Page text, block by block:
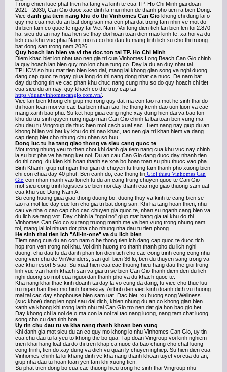
Trong chien luoc phat trien ha tang va kinh te cua TP. Ho Chi Minh giai doan
2021 - 2030, Can Gio duoc xac dinh la mui nhon de thanh pho tien ra bien Dong.
Viec danh gia tiem nang khu do thi Vinhomes Can Gio khong chi dung lai o
quy mo cua mot du an bat dong san ma con phai dat trong tam nhin ve mot do
thi bien tam co quoc te ngay tai Viet Nam. Voi tong dien tich lan bien len toi 2.870
ha, sieu du an nay hua hen se thay doi hoan toan dien mao kinh te, xa hoi va du
lich cua khu vuc phia Nam, mo ra co hoi dau tu mang tinh lich su cho thi truong
bat dong san trong nam 2026.
Quy hoach lan bien va vi the doc ton tai TP. Ho Chi Minh
Diem khac biet lon nhat tao nen gia tri cua Vinhomes Long Beach Can Gio chinh
la quy hoach lan bien quy mo lon chua tung co. Day la du an duy nhat tai
TP.HCM so huu mat tien bien keo dai, mang lai khong gian song va nghi duong
dang cap quoc te ngay giua long do thi nang dong nhat ca nuoc. De nam bat
day du thong tin ve cac phan khu chuc nang cung nhu so do quy hoach chi tiet
cua sieu du an nay, quy khach co the truy cap tai
https://duanvinhomescangio.com.vn/
Viec lan bien khong chi giup mo rong quy dat ma con tao ra mot he sinh thai do
thi hoan toan moi voi cac bai bien nhan tao, he thong kenh dao uon luon va cac
mang xanh bao phu. Su ket hop giua cong nghe xay dung hien dai va bao ton
khu du tru sinh quyen rung ngap man Can Gio chinh la bai toan ben vung ma
chu dau tu Vingroup da thuc hien mot cach xuat sac. Tiem nang nay giup du an
khong bi lan voi bat ky khu do thi nao khac, tao nen gia tri khan hiem va dang
cap rieng biet cho nhung chu nhan so huu.
Dong luc tu ha tang giao thong va sieu cang quoc te
Mot trong nhung yeu to then chot khi danh gia tiem nang cua khu vuc nay chinh
la su but pha ve ha tang ket noi. Du an cau Can Gio dang duoc day nhanh tien
do thi cong, du kien khi hoan thanh se xoa bo hoan toan su phu thuoc vao pha
Binh Khanh, giup rut ngan thoi gian di chuyen tu trung tam thanh pho xuong bien
chi con chua day 40 phut. Ben canh do, cac thong tin Gioi thieu Vinhomes Can
Gio con nhan manh vao loi ich tu du an cang trung chuyen quoc te Can Gio –
mot sieu cong trinh logistics se bien noi day thanh cua ngo giao thuong sam uat
cua khu vuc Dong Nam A.
Su cong huong giua giao thong duong bo, duong thuy va kinh te cang bien se
tao ra mot luc day cuc lon cho gia tri bat dong san. Khi ha tang hoan thien, nhu
cau ve nha o cao cap cho cac chuyen gia quoc te, nhan su nganh cang bien va
du lich se tang vot. Day chinh la "ngoi no" giup mat bang gia tai khu do thi
Vinhomes Can Gio co su tang truong manh me va ben vung trong nhung nam
toi, mang lai loi nhuan dot pha cho nhung nha dau tu tien phong.
He sinh thai tien ich "All-in-one" va du lich bien
Tiem nang cua du an con nam o he thong tien ich dang cap quoc te duoc tich
hop tron ven trong noi khu. Voi dinh huong tro thanh thanh pho du lich nghi
duong, chu dau tu da danh phan lon dien tich cho cac cong trinh cong cong nhu
cong vien chu de VinWonders, san golf bien 36 lo, ben du thuyen sang trong va
cac khu resort 5 sao. Su xuat hien cua cac thuong hieu hang dau the gioi trong
linh vuc van hanh khach san va giai tri se bien Can Gio thanh diem den du lich
nghi duong so mot cua nguoi dan thanh pho va du khach quoc te.
Kha nang khai thac kinh doanh tai day la vo cung da dang, tu viec cho thue luu
tru ngan han theo mo hinh homestay, Airbnb den viec kinh doanh dich vu thuong
mai tai cac day shophouse bien sam uat. Dac biet, xu huong song Wellness
(suc khoe) dang len ngoi sau dai dich, khien nhung du an co khong gian bien
xanh va khong khi trong lanh nhu tai Can Gio tro nen dat gia hon bao gio het.
Day khong chi la noi de o ma con la noi tai tao nang luong, nang tam chat luong
song cho cu dan tinh hoa.
Uy tin chu dau tu va kha nang thanh khoan ben vung
Khi danh gia mot sieu du an co quy mo khong lo nhu Vinhomes Can Gio, uy tin
cua chu dau tu la yeu to khong the bo qua. Tap doan Vingroup voi kinh nghiem
trien khai hang loat dai do thi tren khap ca nuoc da bao chung cho chat luong
cong trinh, tien do xay dung va dich vu quan ly chuyen nghiep. Su hien dien cua
Vinhomes chinh la loi khang dinh ve kha nang thanh khoan tuyet voi cua du an,
giup nha dau tu hoan toan yen tam khi xuong tien.
Su phat trien dong bo cua cac thuong hieu trong he sinh thai Vingroup nhu